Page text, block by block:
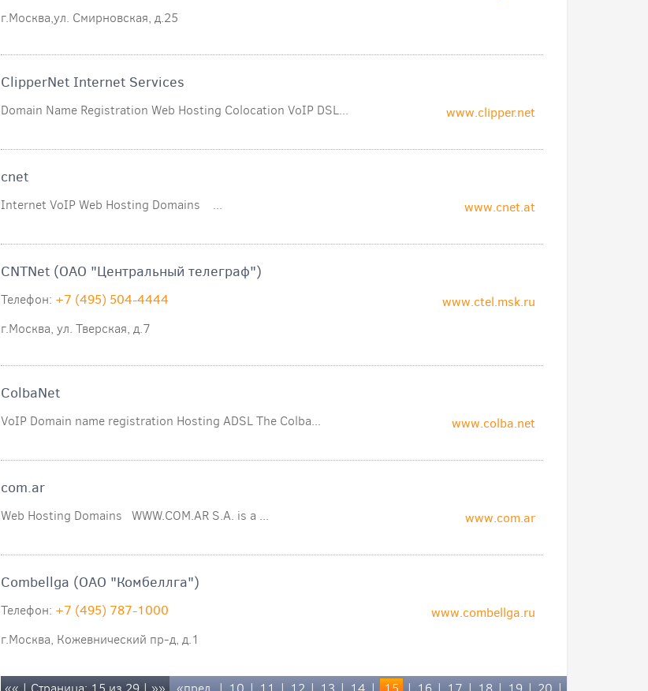
г.Москва,ул. Смирновская, д.25
ClipperNet Internet Services
www.clipper.net
Domain Name Registration Web Hosting Colocation VoIP DSL...
cnet
www.cnet.at
Internet VoIP Web Hosting Domains ...
CNTNet (ОАО "Центральный телеграф")
www.ctel.msk.ru
Телефон: +7 (495) 504-4444
г.Москва, ул. Тверская, д.7
ColbaNet
www.colba.net
VoIP Domain name registration Hosting ADSL The Colba...
com.ar
www.com.ar
Web Hosting Domains WWW.COM.AR S.A. is a ...
Combellga (ОАО "Комбеллга")
www.combellga.ru
Телефон: +7 (495) 787-1000
г.Москва, Кожевнический пр-д, д.1